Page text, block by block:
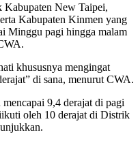
Kabupaten New Taipei,
Kabupaten Kinmen yang
Minggu pagi hingga malam
khususnya mengingat
di sana, menurut CWA.
9,4 derajat di pagi
oleh 10 derajat di Distrik